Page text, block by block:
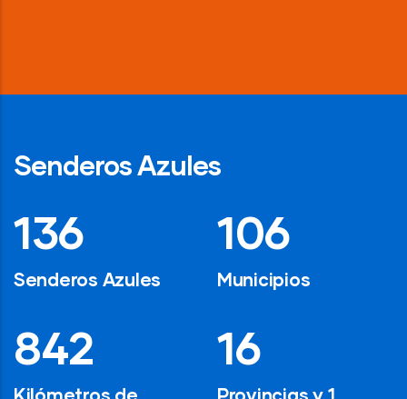
Senderos Azules
194
Senderos Azules
1,200
Kilómetros de
154
Municipios
24
Provincias y 1